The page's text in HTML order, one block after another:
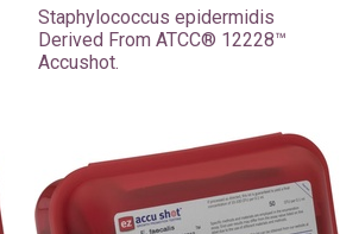
Staphylococcus epidermidis
Derived From ATCC® 12228™
Accushot.